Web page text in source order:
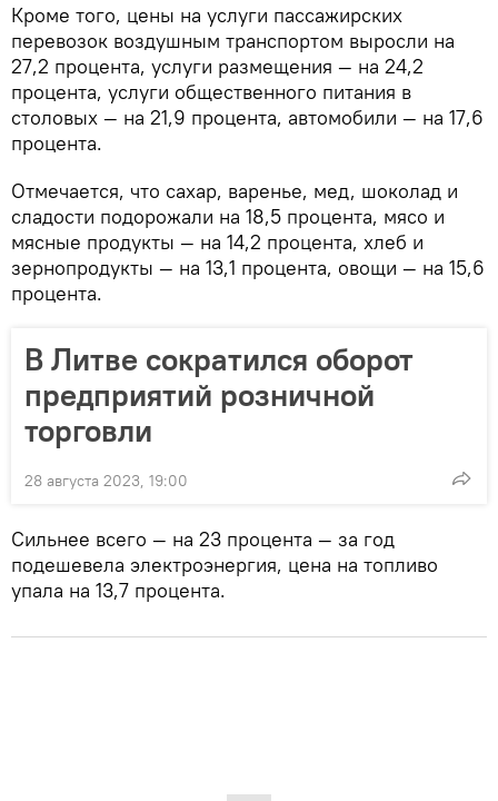
Кроме того, цены на услуги пассажирских
перевозок воздушным транспортом выросли на
27,2 процента, услуги размещения — на 24,2
процента, услуги общественного питания в
столовых — на 21,9 процента, автомобили — на 17,6
процента.
Отмечается, что сахар, варенье, мед, шоколад и
сладости подорожали на 18,5 процента, мясо и
мясные продукты — на 14,2 процента, хлеб и
зернопродукты — на 13,1 процента, овощи — на 15,6
процента.
В Литве сократился оборот
предприятий розничной
торговли
28 августа 2023, 19:00
Сильнее всего — на 23 процента — за год
подешевела электроэнергия, цена на топливо
упала на 13,7 процента.